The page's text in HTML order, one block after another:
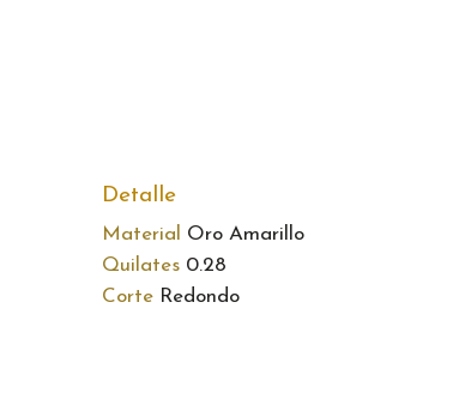
Detalle
Material
Oro Amarillo
Quilates 0.28
Corte Redondo